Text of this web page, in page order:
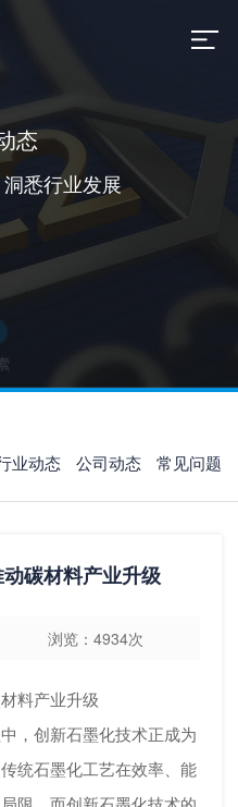
态
悉行业发展
业动态 公司动态 常见问题
碳材料产业升级
浏览：4934次
料产业升级
，创新石墨化技术正成为
统石墨化工艺在效率、能